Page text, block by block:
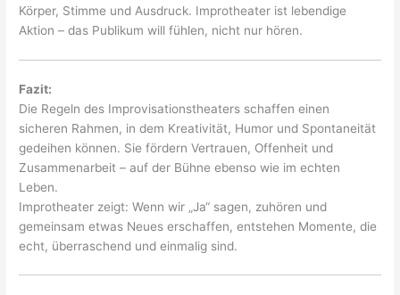
Körper, Stimme und Ausdruck. Improtheater ist lebendige
Aktion – das Publikum will fühlen, nicht nur hören.
Fazit:
Die Regeln des Improvisationstheaters schaffen einen
sicheren Rahmen, in dem Kreativität, Humor und Spontaneität
gedeihen können. Sie fördern Vertrauen, Offenheit und
Zusammenarbeit – auf der Bühne ebenso wie im echten
Leben.
Improtheater zeigt: Wenn wir „Ja“ sagen, zuhören und
gemeinsam etwas Neues erschaffen, entstehen Momente, die
echt, überraschend und einmalig sind.